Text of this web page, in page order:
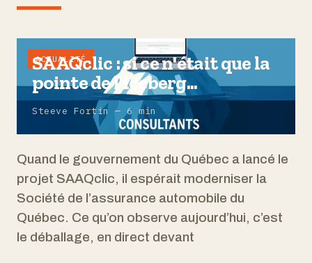
ACTUALITÉ
SAAQclic : si ce n'était que la
pointe de l'iceberg...
Steeve Fortin — 6 min
Quand le gouvernement du Québec a lancé le
projet SAAQclic, il espérait moderniser la
Société de l’assurance automobile du
Québec. Ce qu’on observe aujourd’hui, c’est
le déballage, en direct devant